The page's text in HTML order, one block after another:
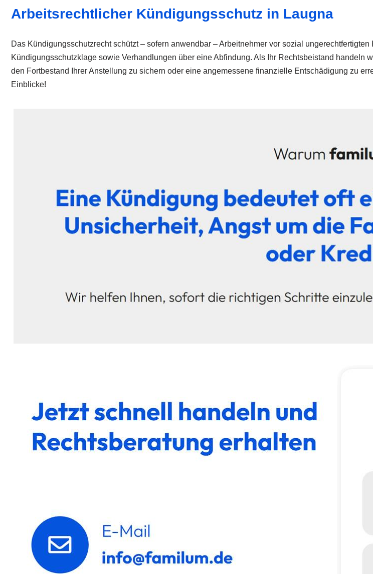
Arbeitsrechtlicher Kündigungsschutz in Laugna
Das Kündigungsschutzrecht schützt – sofern anwendbar – Arbeitnehmer vor sozial
Kündigungsschutzklage sowie Verhandlungen über eine Abfindung. Als Ihr Rechtsbeistand
den Fortbestand Ihrer Anstellung zu sichern oder eine angemessene finanzielle Entschädigung zu
Einblicke!